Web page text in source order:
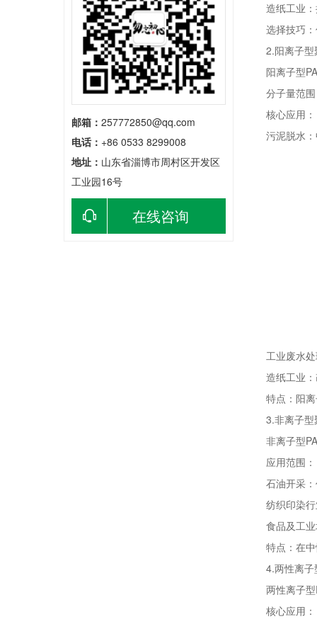
邮箱： 257772850@qq.com
电话： +86 0533 8299008
地址： 山东省淄博市周村区开发区
工业园16号
在线咨询
造纸工业：
选择技巧：
2.阳离子型
阳离子型
分子量范围
核心应用：
污泥脱水：
工业废水
造纸工业：
特点：阳离
3.非离子型
非离子型
应用范围：
石油开采：
纺织印染行
食品及工业
特点：在中
4.两性离子
两性离子型
核心应用：